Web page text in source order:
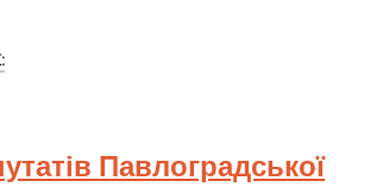
Павлоградської